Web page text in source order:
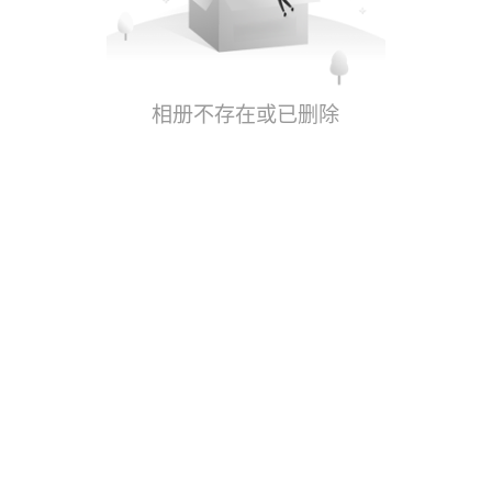
相册不存在或已删除